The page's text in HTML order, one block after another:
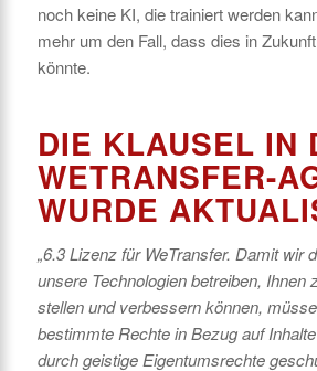
noch keine KI, die trainiert werden
mehr um den Fall, dass dies in
könnte.
DIE KLAUSEL IN
WETRANSFER-
WURDE
„6.3 Lizenz für WeTransfer. Damit wir
unsere Technologien betreiben, Ihnen
stellen und verbessern können,
bestimmte Rechte in Bezug auf
durch geistige Eigentumsrechte